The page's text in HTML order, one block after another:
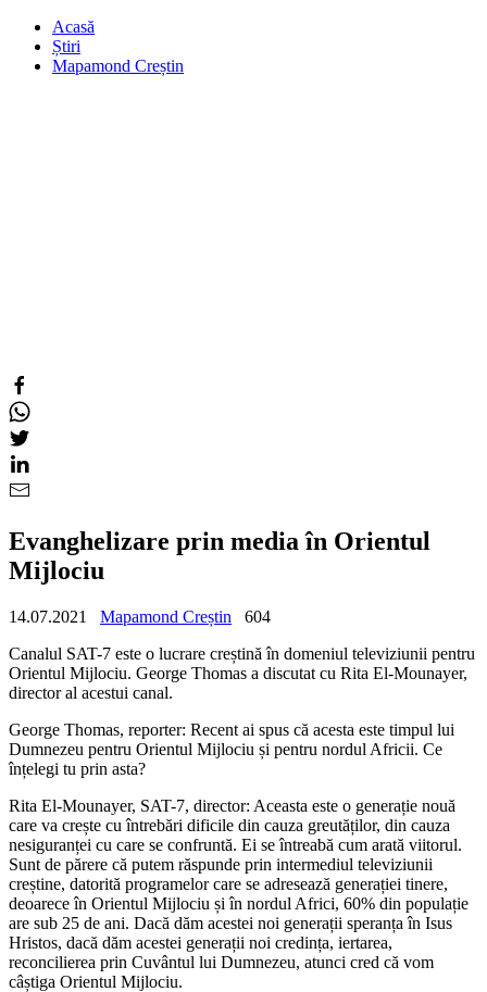
Acasă
Știri
Mapamond Creștin
Evanghelizare prin media în Orientul
Mijlociu
14.07.2021 Mapamond Creștin
604
Canalul SAT-7 este o lucrare creștină în domeniul televiziunii pentru
Orientul Mijlociu. George Thomas a discutat cu Rita El-Mounayer,
director al acestui canal.
George Thomas, reporter: Recent ai spus că acesta este timpul lui
Dumnezeu pentru Orientul Mijlociu și pentru nordul Africii. Ce
înțelegi tu prin asta?
Rita El-Mounayer, SAT-7, director: Aceasta este o generație nouă
care va crește cu întrebări dificile din cauza greutăților, din cauza
nesiguranței cu care se confruntă. Ei se întreabă cum arată viitorul.
Sunt de părere că putem răspunde prin intermediul televiziunii
creștine, datorită programelor care se adresează generației tinere,
deoarece în Orientul Mijlociu și în nordul Africi, 60% din populație
are sub 25 de ani. Dacă dăm acestei noi generații speranța în Isus
Hristos, dacă dăm acestei generații noi credința, iertarea,
reconcilierea prin Cuvântul lui Dumnezeu, atunci cred că vom
câștiga Orientul Mijlociu.